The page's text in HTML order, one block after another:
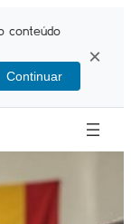
conteúdo
Continuar
×